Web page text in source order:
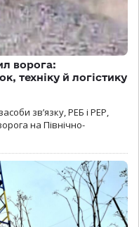
ворога:
техніку й логістику
зв’язку, РЕБ і РЕР,
на Північно-